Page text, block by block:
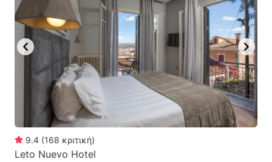
9.4 (168 κριτική)
Leto Nuevo Hotel